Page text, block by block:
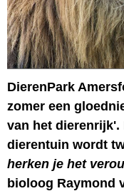
DierenPark
zomer een
van het dierenrijk'.
dierentuin wordt
herken je het
bioloog Raymond